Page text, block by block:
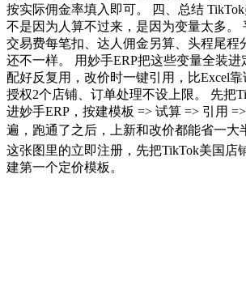
按实际佣金率填入即可。 四、总结 TikTok
不是因为人算不过来，是因为变量太多。
交易费每笔扣、达人佣金另算、头程尾程
还不一样。 用妙手ERP把这些变量全装进
配好反复用，改价时一键引用，比Excel
授权2个店铺、订单处理不设上限。 先把
进妙手ERP，按建模板 => 试算 => 引用
遍，跑通了之后，上新和改价都能省一大
这张图里的立即注册，先把TikTok美国店
建第一个定价模板。